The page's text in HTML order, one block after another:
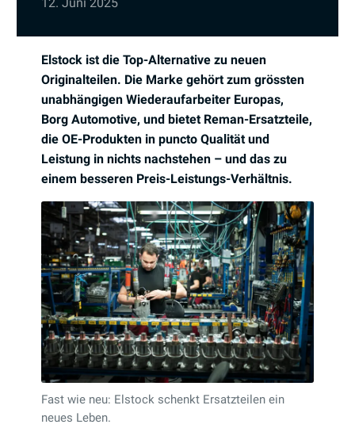
12. Juni 2025
Elstock ist die Top-Alternative zu neuen
Originalteilen. Die Marke gehört zum grössten
unabhängigen Wiederaufarbeiter Europas,
Borg Automotive, und bietet Reman-Ersatzteile,
die OE-Produkten in puncto Qualität und
Leistung in nichts nachstehen – und das zu
einem besseren Preis-Leistungs-Verhältnis.
Fast wie neu: Elstock schenkt Ersatzteilen ein
neues Leben.